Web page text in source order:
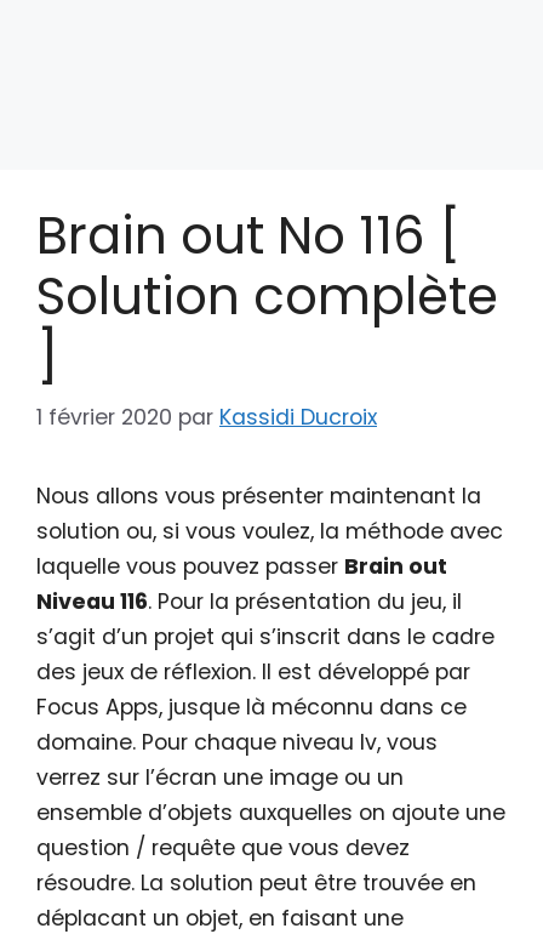
Brain out No 116 [
Solution complète
1 février 2020 par Kassidi Ducroix
Nous allons vous présenter maintenant la
solution ou, si vous voulez, la méthode avec
laquelle vous pouvez passer Brain out
Niveau 116. Pour la présentation du jeu, il
s’agit d’un projet qui s’inscrit dans le cadre
des jeux de réflexion. Il est développé par
Focus Apps, jusque là méconnu dans ce
domaine. Pour chaque niveau lv, vous
verrez sur l’écran une image ou un
ensemble d’objets auxquelles on ajoute une
question / requête que vous devez
résoudre. La solution peut être trouvée en
déplacant un objet, en faisant une